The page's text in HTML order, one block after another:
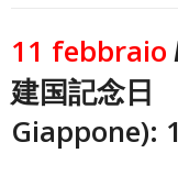
11 febbraio
建国記念日
Giappone):